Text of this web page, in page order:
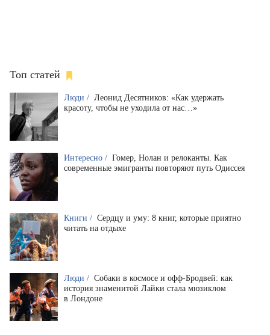
Топ статей
Люди / Леонид Десятников: «Как удержать
красоту, чтобы не уходила от нас…»
Интересно / Гомер, Нолан и релоканты. Как
современные эмигранты повторяют путь Одиссея
Книги / Сердцу и уму: 8 книг, которые приятно
читать на отдыхе
Люди / Собаки в космосе и офф-Бродвей: как
история знаменитой Лайки стала мюзиклом
в Лондоне